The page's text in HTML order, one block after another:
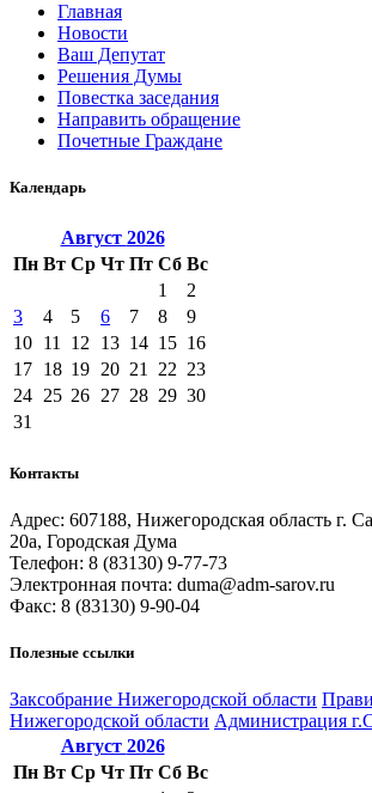
Главная
Новости
Ваш Депутат
Решения Думы
Повестка заседания
Направить обращение
Почетные Граждане
Календарь
Август 2026
Пн Вт Ср Чт Пт Сб Вс
1
2
3
4 5 6 7 8
9
10 11 12 13 14 15 16
17 18 19 20 21 22 23
24 25 26 27 28 29 30
31
Контакты
Адрес: 607188, Нижегородская область г.
20а, Городская Дума
Телефон: 8 (83130) 9-77-73
Электронная почта: duma@adm-sarov.ru
Факс: 8 (83130) 9-90-04
Полезные ссылки
Закcобрание Нижегородской области
Нижегородской области Администрация
Август 2026
Пн Вт Ср Чт Пт Сб Вс